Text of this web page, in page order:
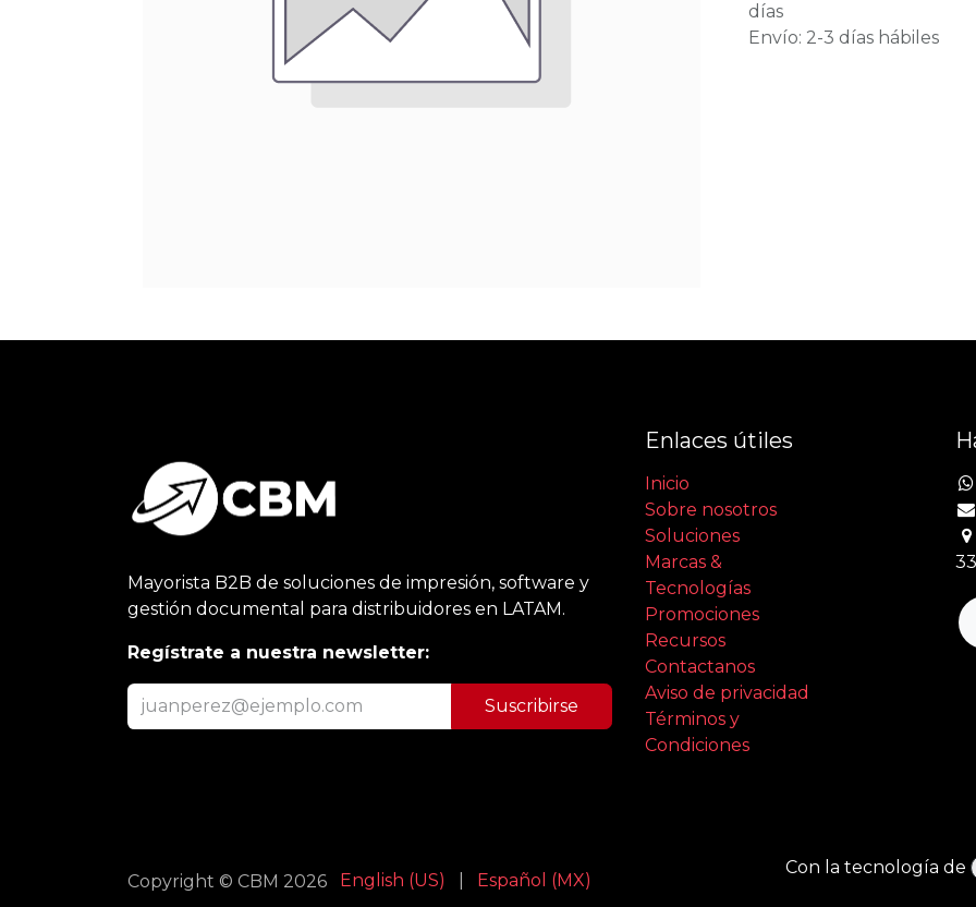
días
Envío: 2-3 días hábiles
Mayorista B2B de soluciones de impresión, software y
gestión documental para distribuidores en LATAM.
Regístrate a nuestra newsletter:
Suscribirse
Enlaces útiles
Inicio
Sobre nosotros
Soluciones
Marcas &
Tecnologías
Promociones
Recursos
Contactanos
Aviso de privacidad
Términos y
Condiciones
Copyright © CBM 2026 English (US) Español (MX)
Con la tecnología de